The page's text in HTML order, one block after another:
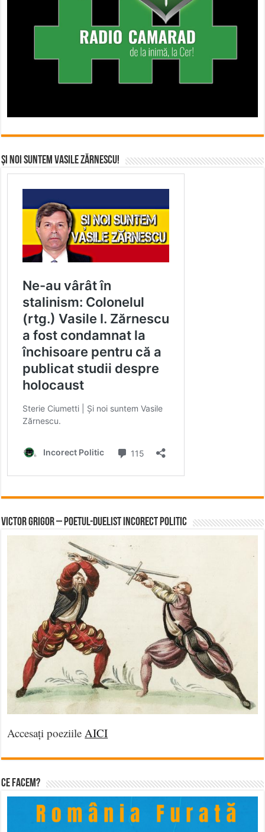
Și noi suntem Vasile Zărnescu!
Victor Grigor – Poetul-Duelist Incorect Politic
Accesați poeziile AICI
Ce facem?